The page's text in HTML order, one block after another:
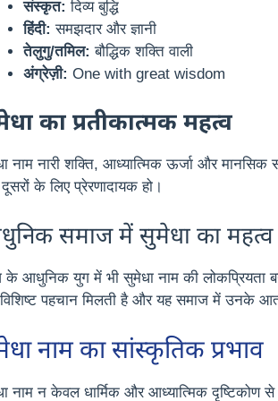
संस्कृत: दिव्य बुद्धि
हिंदी: समझदार और ज्ञानी
तेलुगु/तमिल: बौद्धिक शक्ति वाली
अंग्रेज़ी: One with great wisdom
का प्रतीकात्मक महत्व
नाम नारी शक्ति, आध्यात्मिक ऊर्जा और
के लिए प्रेरणादायक हो।
समाज में सुमेधा का महत्व
आधुनिक युग में भी सुमेधा नाम की लोकप्रियता
पहचान मिलती है और यह समाज में उनके
नाम का सांस्कृतिक प्रभाव
नाम न केवल धार्मिक और आध्यात्मिक दृष्टिकोण से